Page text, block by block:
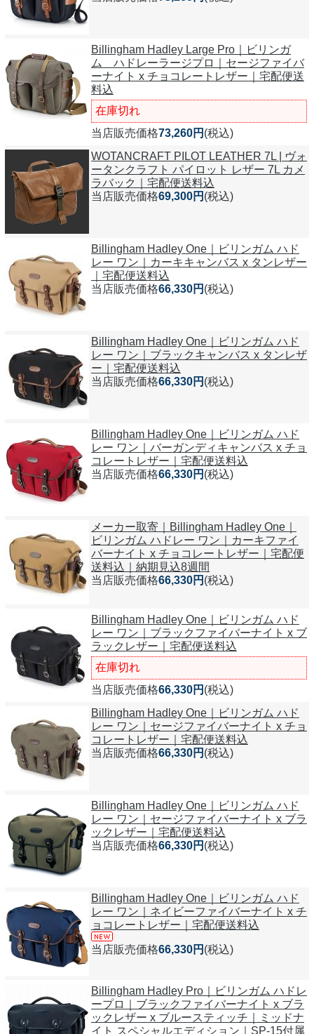
Billingham Hadley Large Pro｜ビリンガ
ム ハドレーラージプロ｜セージファイバ
ーナイト x チョコレートレザー｜宅配便送
料込
在庫切れ
当店販売価格73,260円 (税込)
WOTANCRAFT PILOT LEATHER 7L | ヴォ
ータンクラフト パイロット レザー 7L カメ
ラバック｜宅配便送料込
当店販売価格69,300円 (税込)
Billingham Hadley One｜ビリンガム ハド
レー ワン｜カーキキャンバス x タンレザー
｜宅配便送料込
当店販売価格66,330円 (税込)
Billingham Hadley One｜ビリンガム ハド
レー ワン｜ブラックキャンバス x タンレザ
ー｜宅配便送料込
当店販売価格66,330円 (税込)
Billingham Hadley One｜ビリンガム ハド
レー ワン｜バーガンディキャンバス x チョ
コレートレザー｜宅配便送料込
当店販売価格66,330円 (税込)
メーカー取寄｜Billingham Hadley One｜
ビリンガム ハドレー ワン｜カーキファイ
バーナイト x チョコレートレザー｜宅配便
送料込｜納期見込8週間
当店販売価格66,330円 (税込)
Billingham Hadley One｜ビリンガム ハド
レー ワン｜ブラックファイバーナイト x ブ
ラックレザー｜宅配便送料込
在庫切れ
当店販売価格66,330円 (税込)
Billingham Hadley One｜ビリンガム ハド
レー ワン｜セージファイバーナイト x チョ
コレートレザー｜宅配便送料込
当店販売価格66,330円 (税込)
Billingham Hadley One｜ビリンガム ハド
レー ワン｜セージファイバーナイト x ブラ
ックレザー｜宅配便送料込
当店販売価格66,330円 (税込)
Billingham Hadley One｜ビリンガム ハド
レー ワン｜ネイビーファイバーナイト x チ
ョコレートレザー｜宅配便送料込
当店販売価格66,330円 (税込)
Billingham Hadley Pro｜ビリンガム ハドレ
ープロ｜ブラックファイバーナイト x ブラ
ックレザー x ブルースティッチ｜ミッドナ
イト スペシャルエディション｜SP-15付属